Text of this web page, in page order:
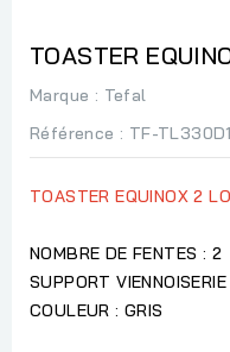
TOASTER
Marque : Tefal
Référence : TF-
TOASTER EQUINOX 2
NOMBRE DE FENTES : 2
SUPPORT VIENNOISERIE
COULEUR : GRIS